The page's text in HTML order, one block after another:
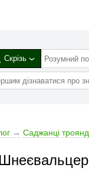
Скрізь
→ Саджанці троянд